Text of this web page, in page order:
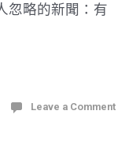
忽略的新聞：有
Leave a Comment